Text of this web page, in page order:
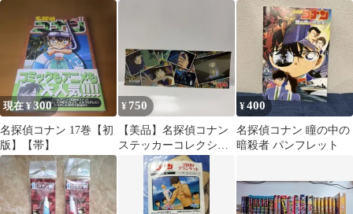
PART3 Vol.7 アニメ当
ギリchop』クリアジャ
ット 漫画
現在 ¥300
名探偵コナン 17巻【初
版】【帯】
¥ 750
【美品】名探偵コナン
ステッカーコレクショ
ン ジェットコースター
殺人事件
¥400
名探偵コナン 瞳の中の
暗殺者 パンフレット